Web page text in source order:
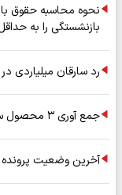
نحوه محاسبه حقوق
بازنشستگی را به
رد سارقان میلیاردی
جمع آوری ۳ محصول سلامت‌محور از بازار/ اسامی
آخرین وضعیت